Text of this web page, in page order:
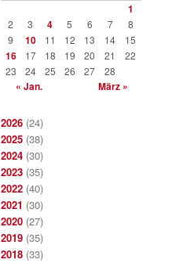
1
2 3 4 5 6 7
8
9
10 11 12 13 14 15
16 17 18 19 20 21
22
23
24 25 26 27 28
« Jan. März »
2026 (24)
2025 (38)
2024 (30)
2023 (35)
2022 (40)
2021 (30)
2020 (27)
2019 (35)
2018 (33)